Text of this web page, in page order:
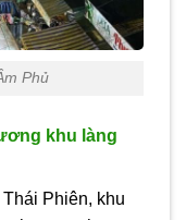
Phủ
khu làng
Phiên, khu